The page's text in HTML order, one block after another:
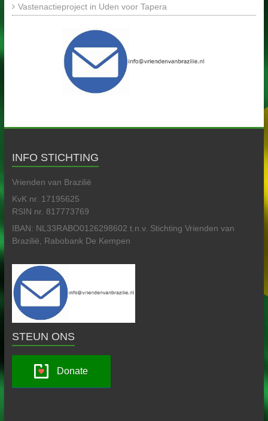
Vastenactieproject in Uden voor Tapera
INFO STICHTING
Vrienden van Brazilië
KvK nr. 17195625
RSIN nr. 817773769
IBAN: NL33RABO0126298602 t.n.v. Stichting Vrienden van
Brazilië, Rabobank De Kempen
STEUN ONS
Donate